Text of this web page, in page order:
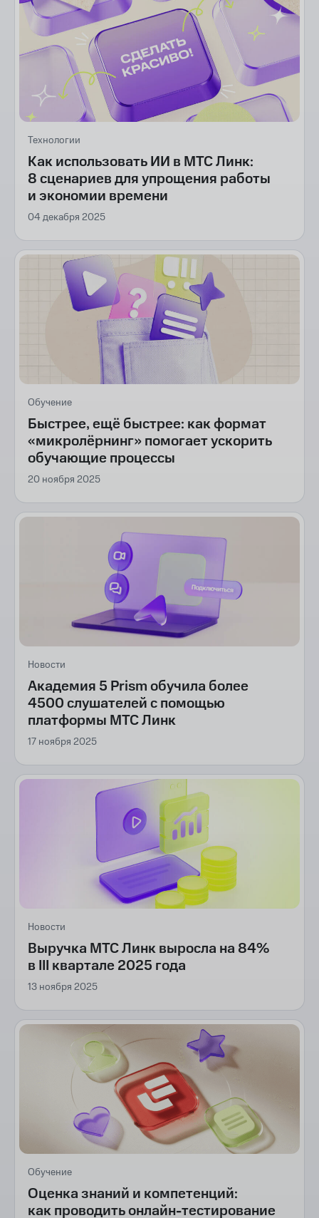
Технологии
Как использовать ИИ в МТС Линк:
8 сценариев для упрощения работы
и экономии времени
04 декабря 2025
Обучение
Быстрее, ещё быстрее: как формат
«микролёрнинг» помогает ускорить
обучающие процессы
20 ноября 2025
Новости
Академия 5 Prism обучила более
4500 слушателей с помощью
платформы МТС Линк
17 ноября 2025
Новости
Выручка МТС Линк выросла на 84%
в III квартале 2025 года
13 ноября 2025
Обучение
Оценка знаний и компетенций:
как проводить онлайн-тестирование